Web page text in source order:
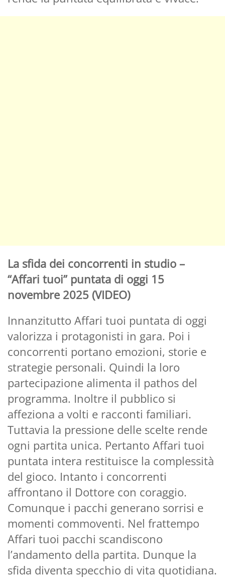
La sfida dei concorrenti in studio –
“Affari tuoi” puntata di oggi 15
novembre 2025 (VIDEO)
Innanzitutto Affari tuoi puntata di oggi
valorizza i protagonisti in gara. Poi i
concorrenti portano emozioni, storie e
strategie personali. Quindi la loro
partecipazione alimenta il pathos del
programma. Inoltre il pubblico si
affeziona a volti e racconti familiari.
Tuttavia la pressione delle scelte rende
ogni partita unica. Pertanto Affari tuoi
puntata intera restituisce la complessità
del gioco. Intanto i concorrenti
affrontano il Dottore con coraggio.
Comunque i pacchi generano sorrisi e
momenti commoventi. Nel frattempo
Affari tuoi pacchi scandiscono
l’andamento della partita. Dunque la
sfida diventa specchio di vita quotidiana.